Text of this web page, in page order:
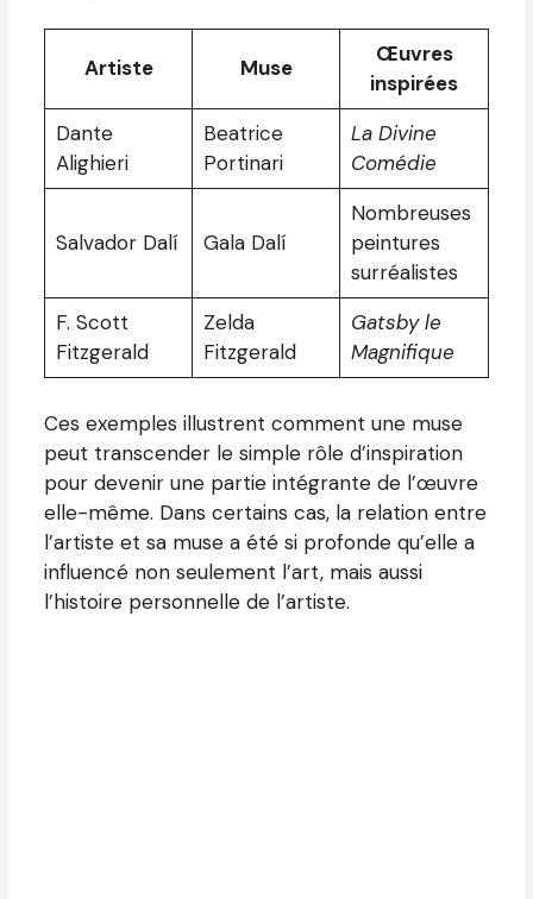
Artiste Muse
Œuvres
inspirées
Dante
Alighieri
Beatrice
Portinari
La Divine
Comédie
Salvador Dalí Gala Dalí
Nombreuses
peintures
surréalistes
F. Scott
Fitzgerald
Zelda
Fitzgerald
Gatsby le
Magnifique
Ces exemples illustrent comment une muse
peut transcender le simple rôle d’inspiration
pour devenir une partie intégrante de l’œuvre
elle-même. Dans certains cas, la relation entre
l’artiste et sa muse a été si profonde qu’elle a
influencé non seulement l’art, mais aussi
l’histoire personnelle de l’artiste.